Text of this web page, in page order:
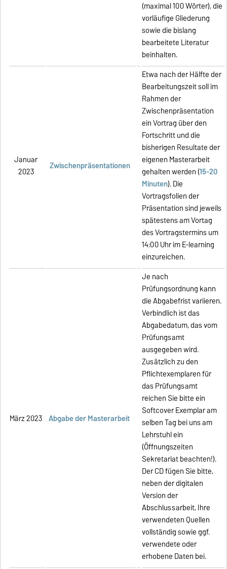
(maximal 100 Wörter), die
vorläufige Gliederung
sowie die bislang
bearbeitete Literatur
beinhalten.
Januar
2023
Zwischenpräsentationen
Etwa nach der Hälfte der
Bearbeitungszeit soll im
Rahmen der
Zwischenpräsentation
ein Vortrag über den
Fortschritt und die
bisherigen Resultate der
eigenen Masterarbeit
gehalten werden (15-20
Minuten). Die
Vortragsfolien der
Präsentation sind jeweils
spätestens am Vortag
des Vortragstermins um
14:00 Uhr im E-learning
einzureichen.
März 2023 Abgabe der Masterarbeit
Je nach
Prüfungsordnung kann
die Abgabefrist variieren.
Verbindlich ist das
Abgabedatum, das vom
Prüfungsamt
ausgegeben wird.
Zusätzlich zu den
Pflichtexemplaren für
das Prüfungsamt
reichen Sie bitte ein
Softcover Exemplar am
selben Tag bei uns am
Lehrstuhl ein
(Öffnungszeiten
Sekretariat beachten!).
Der CD fügen Sie bitte,
neben der digitalen
Version der
Abschlussarbeit, Ihre
verwendeten Quellen
vollständig sowie ggf.
verwendete oder
erhobene Daten bei.